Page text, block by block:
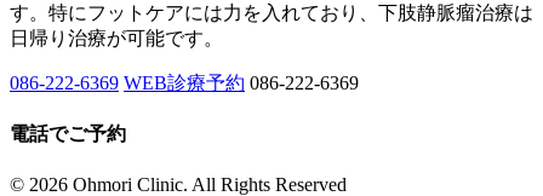
す。特にフットケアには力を入れており、下肢静脈瘤治療は
日帰り治療が可能です。
086-222-6369 WEB診療予約 086-222-6369
電話でご予約
© 2026 Ohmori Clinic. All Rights Reserved